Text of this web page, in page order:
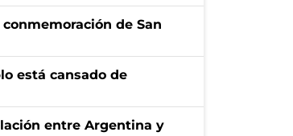
de San
está cansado de
entre Argentina y